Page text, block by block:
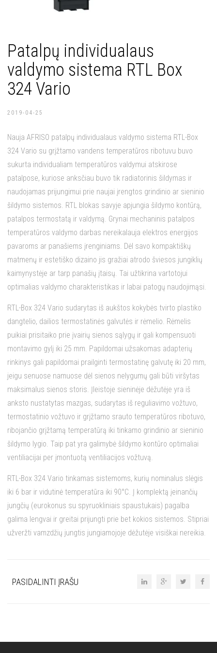
Patalpų individualaus
valdymo sistema RTL Box
324 Vario
2019-04-25
Nauja AFRISO patalpų individualaus valdymo sistema RTL-Box
324 Vario su grįžtamo vandens temperatūros ribotuvu buvo
sukurta individualiam temperatūros valdymui atskirose
patalpose, kuriose anksčiau buvo tik radiatorinis šildymas ir
naudojamas prijungimui prie naujai įrengtos grindinio ar sieninio
šildymo sistemos. RTL blokas savyje apjungia šildymo kontūrą,
patalpos termostatą ir valdymą. Grynai mechaninis patalpos
temperatūros valdymo darbas nereikalauja elektros energijos
pavaroms ar panašiems įrenginiams. Dėl savo kompaktiškų
matmenų ir estetiško dizaino jis gražiai atrodo šviesos jungiklių
kaimynystėje ar tarp panašių įtaisų. Tai užtikrina vartotojui
optimalias valdymo charakteristikas ir labai patogų naudojimąsi.
RTL-Box 324 Vario sudarytas iš aukštos kokybės tvirto plastiko
dangtelio, dailios termostatinės galvutės ir rėmelio. Rėmelis
puikiai prisitaiko prie įvairių sienos sąlygų ir gali kompensuoti
montavimo gylį iki 25 mm. Papildomai užsakomas adapterių
rinkinys gali papildomai prailginti termostatinę galvutę iki 20 mm,
jeigu senuose namuose dėl sienos nelygumų gali būti viršytas
maksimalus sienos storis. Įleistoje sieninėje dėžutėje yra iš
anksto nustatytas mazgas, sudarytas iš reguliavimo vožtuvo,
termostatinio vožtuvo ir grįžtamo srauto temperatūros ribotuvo,
ribojančio grįžtamą temperatūrą iki tinkamo grindinio ar sieninio
šildymo lygio. Taip pat yra galimybė šildymo kontūro optimaliai
ventiliacijai per įmontuotą ventiliacijos vožtuvą.
RTL-Box 324 Vario tinkamas sistemoms, kurių nominalus slėgis
iki 6 bar ir vidutinė temperatūra iki 90°C. Į komplektą įeinančių
jungčių (eurokonus su spyruokliniais spaustukais) pagalba
galima lengvai ir greitai prijungti prie bet kokios sistemos. Stipriai
užveržti vamzdžių jungtis jungiamojoje dėžutėje visiškai nereikia.
PASIDALINTI ĮRAŠU